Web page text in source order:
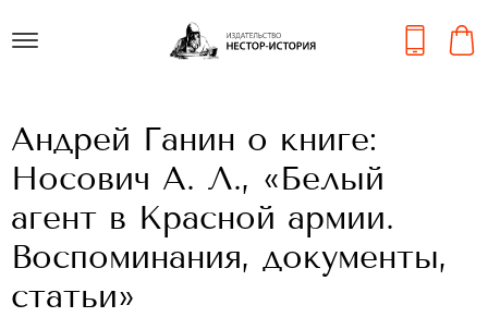
Андрей Ганин о книге:
Носович А. Л., «Белый
агент в Красной армии.
Воспоминания, документы,
статьи»